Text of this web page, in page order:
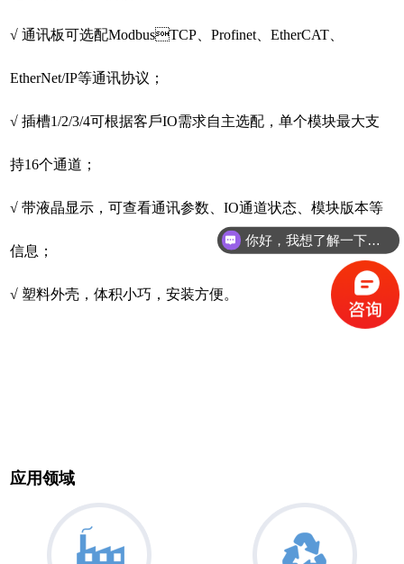
√ 通讯板可选配ModbusTCP、Profinet、EtherCAT、
EtherNet/IP等通讯协议；
√ 插槽1/2/3/4可根据客⼾IO需求⾃主选配，单个模块最⼤⽀
持16个通道；
√ 带液晶显⽰，可查看通讯参数、IO通道状态、模块版本等
信息；
√ 塑料外壳，体积⼩巧，安装⽅便。
应用领域
你好，我想了解一下能源管理系统